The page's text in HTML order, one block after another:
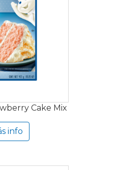
Cake Mix
info